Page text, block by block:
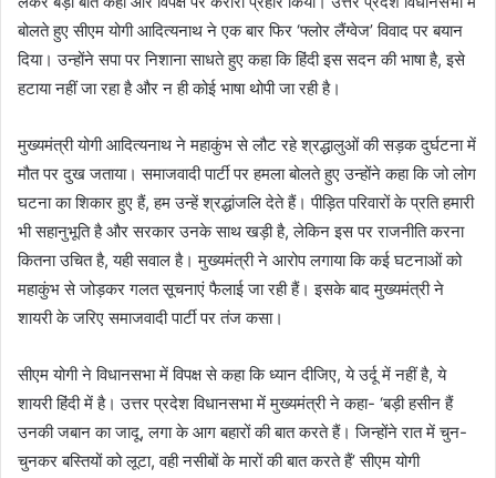
बोलते हुए सीएम योगी आदित्यनाथ ने एक बार फिर ‘फ्लोर लैंग्वेज’ विवाद पर बयान
दिया। उन्होंने सपा पर निशाना साधते हुए कहा कि हिंदी इस सदन की भाषा है, इसे
हटाया नहीं जा रहा है और न ही कोई भाषा थोपी जा रही है।
मुख्यमंत्री योगी आदित्यनाथ ने महाकुंभ से लौट रहे श्रद्धालुओं की सड़क दुर्घटना में
मौत पर दुख जताया। समाजवादी पार्टी पर हमला बोलते हुए उन्होंने कहा कि जो लोग
घटना का शिकार हुए हैं, हम उन्हें श्रद्धांजलि देते हैं। पीड़ित परिवारों के प्रति हमारी
भी सहानुभूति है और सरकार उनके साथ खड़ी है, लेकिन इस पर राजनीति करना
कितना उचित है, यही सवाल है। मुख्यमंत्री ने आरोप लगाया कि कई घटनाओं को
महाकुंभ से जोड़कर गलत सूचनाएं फैलाई जा रही हैं। इसके बाद मुख्यमंत्री ने
शायरी के जरिए समाजवादी पार्टी पर तंज कसा।
सीएम योगी ने विधानसभा में विपक्ष से कहा कि ध्यान दीजिए, ये उर्दू में नहीं है, ये
शायरी हिंदी में है। उत्तर प्रदेश विधानसभा में मुख्यमंत्री ने कहा- ‘बड़ी हसीन हैं
उनकी जबान का जादू, लगा के आग बहारों की बात करते हैं। जिन्होंने रात में चुन-
चुनकर बस्तियों को लूटा, वही नसीबों के मारों की बात करते हैं’ सीएम योगी